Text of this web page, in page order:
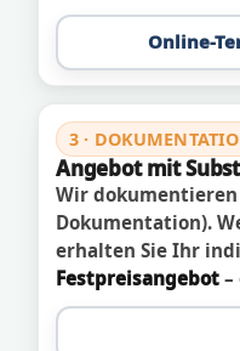
Online-
3 ·
Angebot mit
Wir
Dokumentation).
erhalten Sie Ihr
Festpreisangebot –